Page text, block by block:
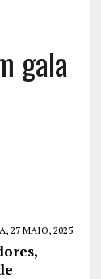
gala
27 MAIO, 2025